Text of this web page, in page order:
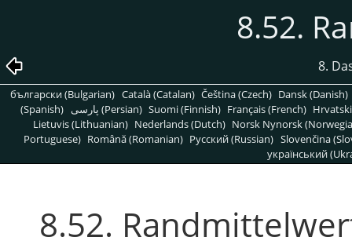
8.52.
8.
български (Bulgarian) Català (Catalan) Čeština (Czech) Dansk (Danish)
(Spanish)
پارسی (Persian) Suomi (Finnish) Français (French)
Lietuvis (Lithuanian) Nederlands (Dutch) Norsk Nynorsk
Portuguese) Română (Romanian) Pусский (Russian) Slovenčina
український
8.52.